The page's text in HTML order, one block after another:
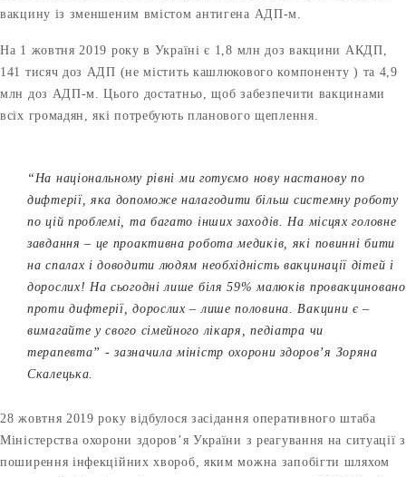
вакцину із зменшеним вмістом антигена АДП-м.
На 1 жовтня 2019 року в Україні є 1,8 млн доз вакцини АКДП,
141 тисяч доз АДП (не містить кашлюкового компоненту ) та 4,9
млн доз АДП-м. Цього достатньо, щоб забезпечити вакцинами
всіх громадян, які потребують планового щеплення.
“ На національному рівні ми готуємо нову настанову по
дифтерії, яка допоможе налагодити більш системну роботу
по цій проблемі, та багато інших заходів. На місцях головне
завдання – це проактивна робота медиків, які повинні бити
на спалах і доводити людям необхідність вакцинації дітей і
дорослих! На сьогодні лише біля 59% малюків провакциновано
проти дифтерії, дорослих – лише половина. Вакцини є –
вимагайте у свого сімейного лікаря, педіатра чи
терапевта” - зазначила міністр охорони здоров’я Зоряна
Скалецька.
28 жовтня 2019 року відбулося засідання оперативного штаба
Міністерства охорони здоров’я України з реагування на ситуації з
поширення інфекційних хвороб, яким можна запобігти шляхом